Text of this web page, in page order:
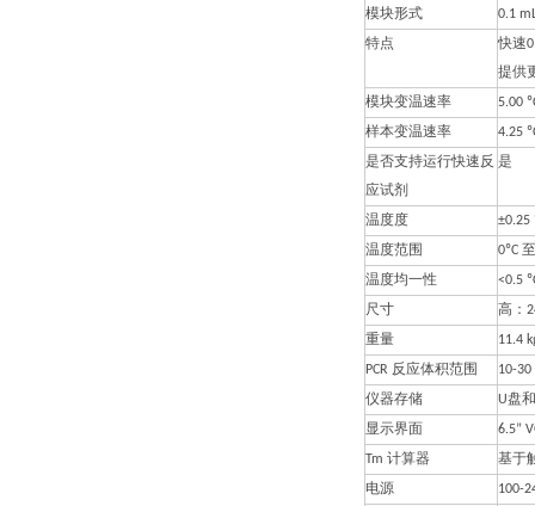
模块形式 0.1
特点
快速
提供
模块变温速率 5.00
样本变温速率 4.25
是否支持运行快速反
应试剂
是
温度度 ±0.25
温度范围 0ºC
温度均一性 <0.5
尺寸 高：
重量 11.4
PCR 反应体积范围 10-30
仪器存储 U盘
显示界面 6.5”
Tm 计算器 基于
电源 100-